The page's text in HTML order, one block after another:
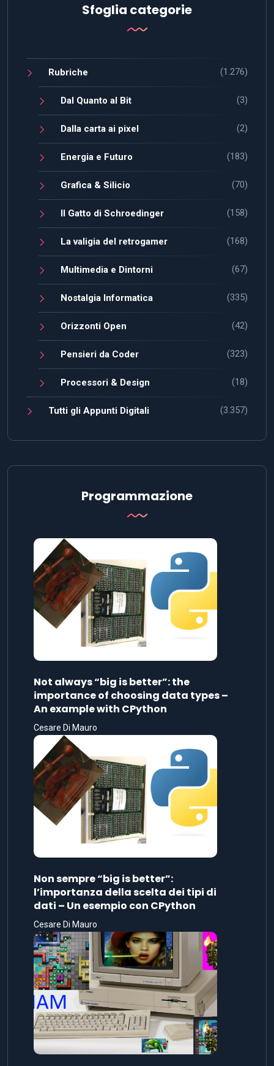
Sfoglia categorie
Rubriche (1.276)
Dal Quanto al Bit (3)
Dalla carta ai pixel (2)
Energia e Futuro (183)
Grafica & Silicio (70)
Il Gatto di Schroedinger (158)
La valigia del retrogamer (168)
Multimedia e Dintorni (67)
Nostalgia Informatica (335)
Orizzonti Open (42)
Pensieri da Coder (323)
Processori & Design (18)
Tutti gli Appunti Digitali (3.357)
Programmazione
Not always “big is better”: the
importance of choosing data types –
An example with CPython
Cesare Di Mauro
Non sempre “big is better”:
l’importanza della scelta dei tipi di
dati – Un esempio con CPython
Cesare Di Mauro